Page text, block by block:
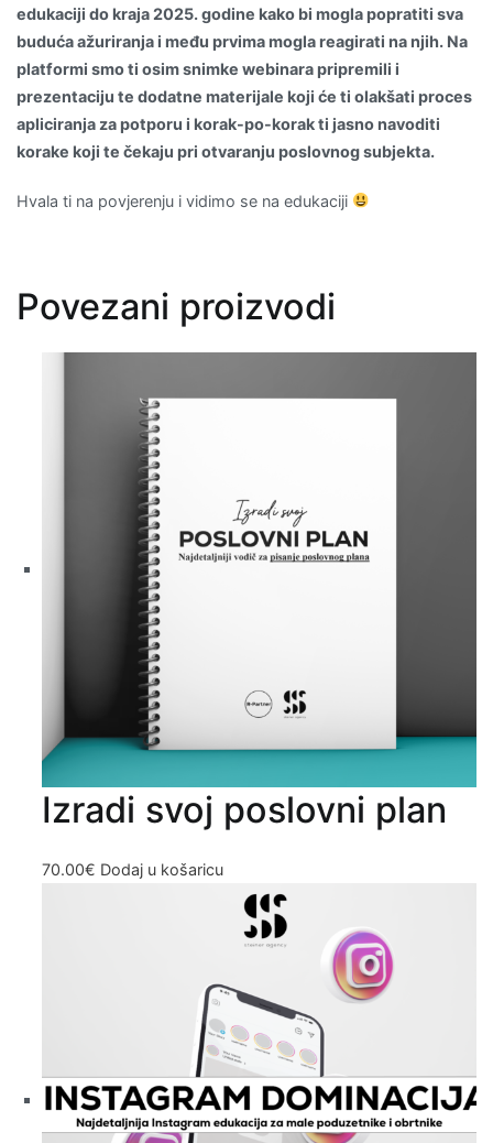
edukaciji do kraja 2025. godine kako bi mogla popratiti sva
buduća ažuriranja i među prvima mogla reagirati na njih. Na
platformi smo ti osim snimke webinara pripremili i
prezentaciju te dodatne materijale koji će ti olakšati proces
apliciranja za potporu i korak-po-korak ti jasno navoditi
korake koji te čekaju pri otvaranju poslovnog subjekta.
Hvala ti na povjerenju i vidimo se na edukaciji
Povezani proizvodi
Izradi svoj poslovni plan
70.00€ Dodaj u košaricu